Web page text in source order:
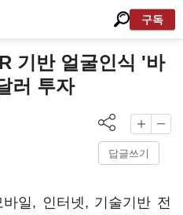
구독
기반 얼굴인식 '바
러 투자
답글쓰기
일, 인터넷, 기술기반 전